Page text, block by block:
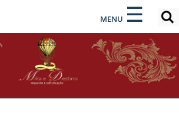
MENU ☰
×
BELEZA
BUSINESS E NEGÓCIOS
CULTURA
DESTINOS
×
SUA NOTÍCIA